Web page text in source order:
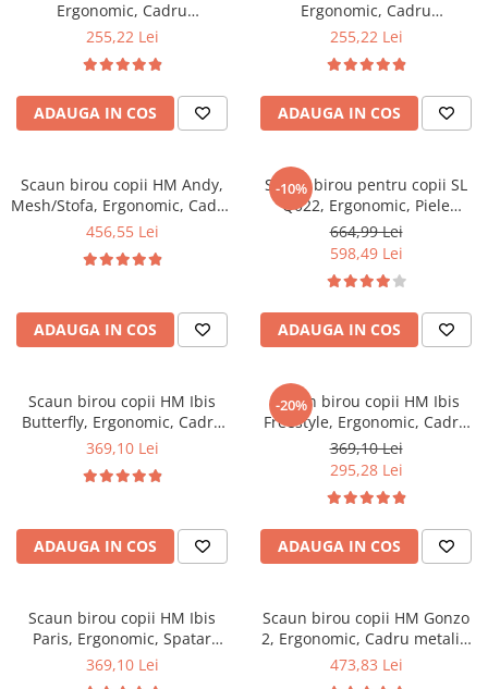
Scaune gradinita
Set mese si scaune gradinita
Mobilier copii
Mobila camera copii
Scaune birou pentru copii
Paturi copii
Masa si scaune gradinita
Seturi comode living si dormitor
Ergonomic, Cadru
Polipropilena, Mesh, Inaltime
cm, Verde
255,22 Lei
ADAUGA IN COS
Ergonomic, Cadru
Polipropilena, Mesh, Inaltime
cm, Gri
255,22 Lei
ADAUGA IN COS
Scaun birou copii HM Andy,
Mesh/Stofa, Ergonomic, Cadru
Cromat, Inaltime ajustabila,
360 ˚, 102 Kg, Albastru
456,55 Lei
ADAUGA IN COS
-10%
Scaun birou pentru copii SL
Q022, Ergonomic, Piele
ecologica, Inaltime ajustabila,
Roti pivotante, 90 Kg, roz
664,99 Lei
598,49 Lei
ADAUGA IN COS
Scaun birou copii HM Ibis
Butterfly, Ergonomic, Cadru
Metal, Stofa/Piele ecologica,
Multicolor
369,10 Lei
ADAUGA IN COS
-20%
Scaun birou copii HM Ibis
Freestyle, Ergonomic, Cadru
Metal, Stofa, Inaltime
ajustabila, Manere
polipropilena, 100 Kg,
Multicolor
369,10 Lei
295,28 Lei
ADAUGA IN COS
Scaun birou copii HM Ibis
Paris, Ergonomic, Spatar
curbat, Cadru Cromat, Stofa,
369,10 Lei
Scaun birou copii HM Gonzo
2, Ergonomic, Cadru metalic,
Tapitat cu piele ecologica,
473,83 Lei